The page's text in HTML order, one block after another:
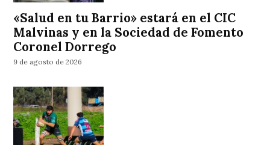
«Salud en tu Barrio» estará en el CIC
Malvinas y en la Sociedad de Fomento
Coronel Dorrego
9 de agosto de 2026